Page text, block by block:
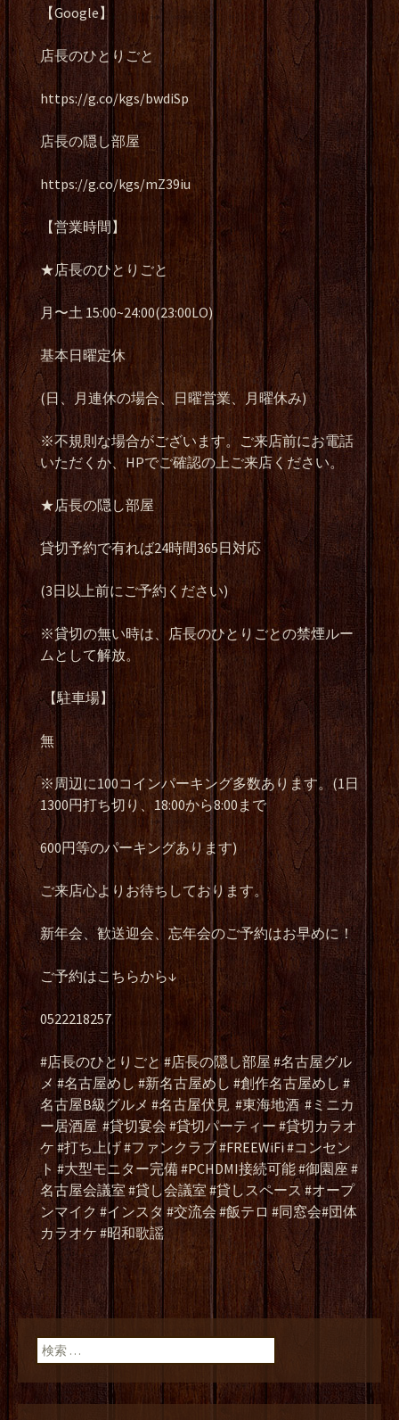
【Google】
店長のひとりごと
https://g.co/kgs/bwdiSp
店長の隠し部屋
https://g.co/kgs/mZ39iu
【営業時間】
★店長のひとりごと
月〜土 15:00~24:00(23:00LO)
基本日曜定休
(日、月連休の場合、日曜営業、月曜休み)
※不規則な場合がございます。ご来店前にお電話
いただくか、HPでご確認の上ご来店ください。
★店長の隠し部屋
貸切予約で有れば24時間365日対応
(3日以上前にご予約ください)
※貸切の無い時は、店長のひとりごとの禁煙ルー
ムとして解放。
【駐車場】
無
※周辺に100コインパーキング多数あります。(1日
1300円打ち切り、18:00から8:00まで
600円等のパーキングあります)
ご来店心よりお待ちしております。
新年会、歓送迎会、忘年会のご予約はお早めに！
ご予約はこちらから↓
0522218257
#店長のひとりごと #店長の隠し部屋 #名古屋グル
メ #名古屋めし #新名古屋めし #創作名古屋めし #
名古屋B級グルメ #名古屋伏見 #東海地酒 #ミニカ
ー居酒屋 #貸切宴会 #貸切パーティー #貸切カラオ
ケ #打ち上げ #ファンクラブ #FREEWiFi #コンセン
ト #大型モニター完備 #PCHDMI接続可能 #御園座 #
名古屋会議室 #貸し会議室 #貸しスペース #オープ
ンマイク #インスタ #交流会 #飯テロ #同窓会#団体
カラオケ #昭和歌謡
検索: